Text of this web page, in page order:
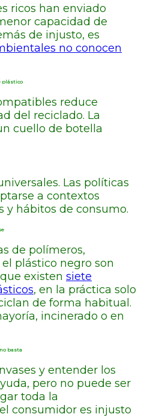
ricos han enviado
capacidad de
de injusto, es
no conocen
plástico
reduce
del reciclado. La
cuello de botella
Las políticas
a contextos
y hábitos de consumo.
de polímeros,
plástico negro son
existen siete
, en la práctica solo
de forma habitual.
incinerado o en
basta
y entender los
pero no puede ser
toda la
consumidor es injusto